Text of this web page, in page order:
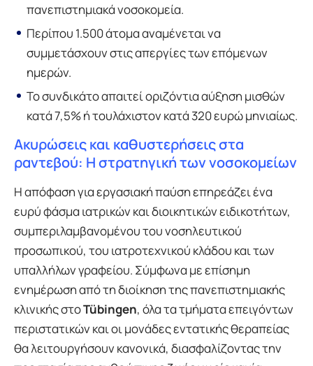
πανεπιστημιακά νοσοκομεία.
Περίπου 1.500 άτομα αναμένεται να
συμμετάσχουν στις απεργίες των επόμενων
ημερών.
Το συνδικάτο απαιτεί οριζόντια αύξηση μισθών
κατά 7,5% ή τουλάχιστον κατά 320 ευρώ μηνιαίως.
Ακυρώσεις και καθυστερήσεις στα
ραντεβού: Η στρατηγική των νοσοκομείων
Η απόφαση για εργασιακή παύση επηρεάζει ένα
ευρύ φάσμα ιατρικών και διοικητικών ειδικοτήτων,
συμπεριλαμβανομένου του νοσηλευτικού
προσωπικού, του ιατροτεχνικού κλάδου και των
υπαλλήλων γραφείου. Σύμφωνα με επίσημη
ενημέρωση από τη διοίκηση της πανεπιστημιακής
κλινικής στοTübingen, όλα τα τμήματα επειγόντων
περιστατικών και οι μονάδες εντατικής θεραπείας
θα λειτουργήσουν κανονικά, διασφαλίζοντας την